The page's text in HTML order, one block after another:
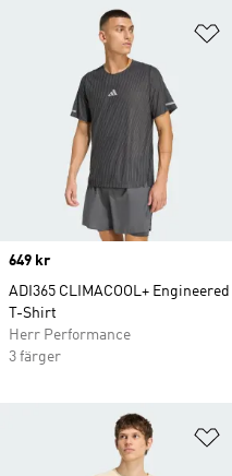
Price
649 kr
ADI365 CLIMACOOL+ Engineered
T-Shirt
Herr Performance
3 färger